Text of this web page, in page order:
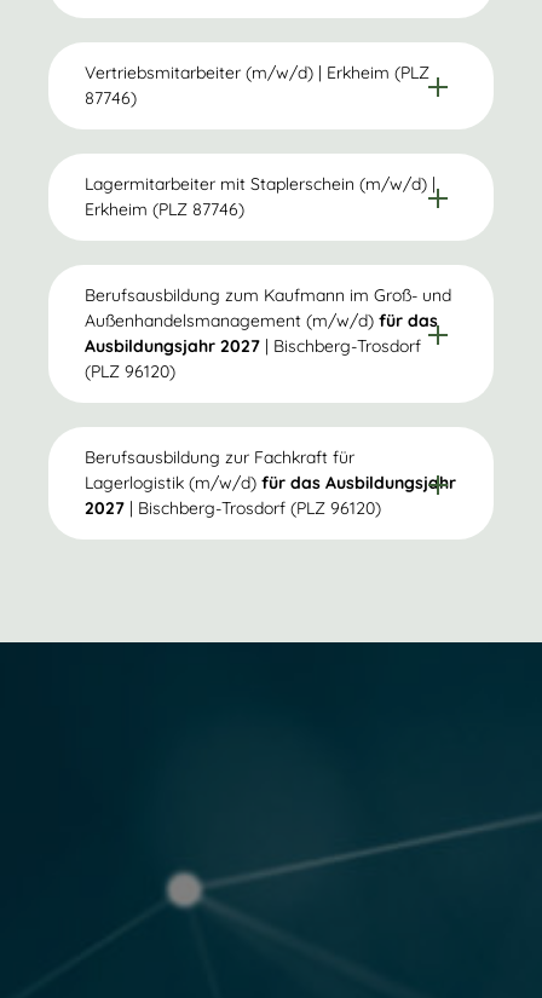
Germersheim
Vertriebsmitarbeiter (m/w/d) | Erkheim (PLZ
87746)
Lagermitarbeiter mit Staplerschein (m/w/d) |
Erkheim (PLZ 87746)
Berufsausbildung zum Kaufmann im Groß- und
Außenhandelsmanagement (m/w/d) für das
Ausbildungsjahr 2027 | Bischberg-Trosdorf
(PLZ 96120)
Berufsausbildung zur Fachkraft für
Lagerlogistik (m/w/d) für das Ausbildungsjahr
2027 | Bischberg-Trosdorf (PLZ 96120)